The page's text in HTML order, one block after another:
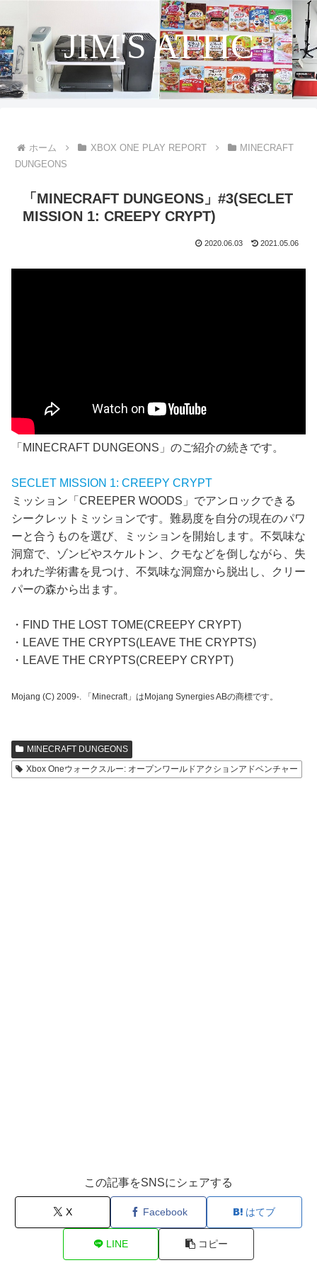
JIM'S ATTIC
ホーム XBOX ONE PLAY REPORT
MINECRAFT
DUNGEONS
「MINECRAFT DUNGEONS」#3(SECLET
MISSION 1: CREEPY CRYPT)
2020.06.03 2021.05.06
「MINECRAFT DUNGEONS」のご紹介の続きです。
SECLET MISSION 1: CREEPY CRYPT
ミッション「CREEPER WOODS」でアンロックできる
シークレットミッションです。難易度を自分の現在のパワ
ーと合うものを選び、ミッションを開始します。不気味な
洞窟で、ゾンビやスケルトン、クモなどを倒しながら、失
われた学術書を見つけ、不気味な洞窟から脱出し、クリー
パーの森から出ます。
・FIND THE LOST TOME(CREEPY CRYPT)
・LEAVE THE CRYPTS(LEAVE THE CRYPTS)
・LEAVE THE CRYPTS(CREEPY CRYPT)
Mojang (C) 2009-. 「Minecraft」はMojang Synergies ABの商標です。
MINECRAFT DUNGEONS
Xbox Oneウォークスルー: オープンワールドアクションアドベンチャー
この記事をSNSにシェアする
X Facebook はてブ
LINE コピー